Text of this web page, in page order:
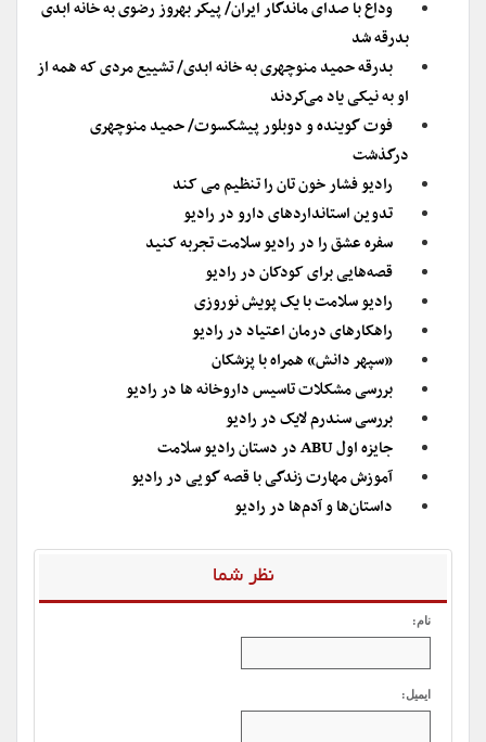
وداع با صدای ماندگار ایران/ پیکر بهروز رضوی به خانه ابدی
بدرقه شد
بدرقه حمید منوچهری به خانه ابدی/ تشییع مردی که همه از
او به نیکی یاد می‌کردند
فوت گوینده و دوبلور پیشکسوت/ حمید منوچهری
درگذشت
رادیو فشار خون تان را تنظیم می کند
تدوین استانداردهای دارو در رادیو
سفره عشق را در رادیو سلامت تجربه کنید
قصه‌هایی برای کودکان در رادیو
رادیو سلامت با یک پویش نوروزی
راهکارهای درمان اعتیاد در رادیو
«سپهر دانش» همراه با پزشکان
بررسی مشکلات تاسیس داروخانه ها در رادیو
بررسی سندرم لایک در رادیو
جایزه اول ABU در دستان رادیو سلامت
آموزش مهارت زندگی با قصه گویی در رادیو
داستان‌ها و آدم‌ها در رادیو
نظر شما
نام:
ایمیل: